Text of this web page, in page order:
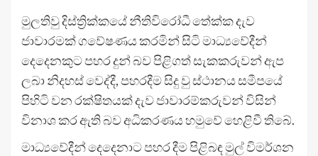
මුලතිවු දිස්ත්‍රික්කයේ නීතිවිරෝධී තේක්ක දැව
ජාවාරමක් ගවේෂණය කරමින් සිටි මාධ්‍යවේදීන්
දෙදෙනකුට පහර දුන් බව පිළිගත් සැකකරුවන් ඇප
ලබා නිදහස් වෙද්දී, පහරදීම සිදු වු ස්ථානය සමීපයේ
පිහිටි වන රක්ෂිතයක් දැව ජාවාරම්කරුවන් විසින්
විනාශ කර ඇති බව අධිකරණය හමුවේ හෙළිවී තිබේ.
මාධ්‍යවේදීන් දෙදෙනාට පහර දීම පිළිබඳ මුල් විමර්ශන